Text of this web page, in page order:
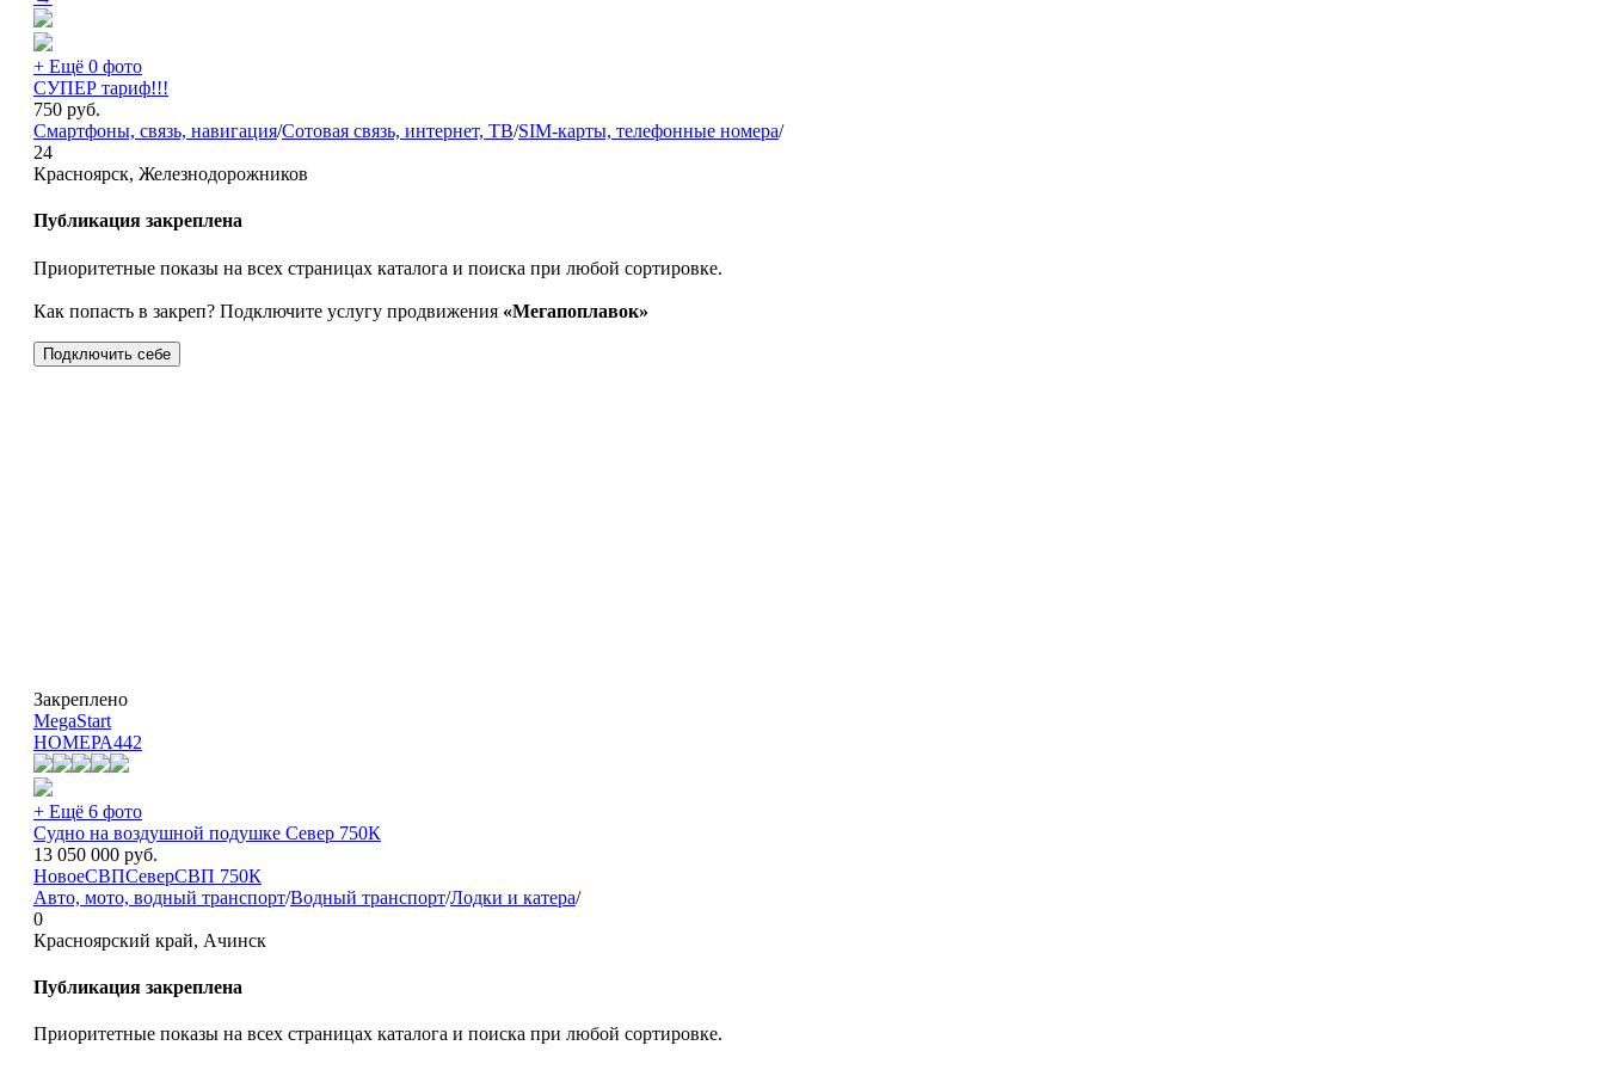
+ Ещё 0 фото
СУПЕР тариф!!!
750 руб.
Смартфоны, связь, навигация/Сотовая связь, интернет, ТВ/SIM-карты, телефонные номера/
24
Красноярск, Железнодорожников
Публикация закреплена
Приоритетные показы на всех страницах каталога и поиска при любой сортировке.
Как попасть в закреп? Подключите услугу продвижения «Мегапоплавок»
Подключить себе
Закреплено
MegaStart
НОМЕРА442
+ Ещё 6 фото
Судно на воздушной подушке Север 750К
13 050 000 руб.
НовоеСВПСеверСВП 750К
Авто, мото, водный транспорт/Водный транспорт/Лодки и катера/
0
Красноярский край, Ачинск
Публикация закреплена
Приоритетные показы на всех страницах каталога и поиска при любой сортировке.